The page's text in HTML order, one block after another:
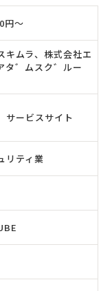
円〜
キムラ、株式会社エ
タ゛ムスク゛ルー
サービスサイト
リティ業